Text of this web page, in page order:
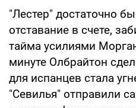
"Лестер" достаточно
отставание в счете,
тайма усилиями
минуте Олбрайтон
для испанцев стала
"Севилья" отправили